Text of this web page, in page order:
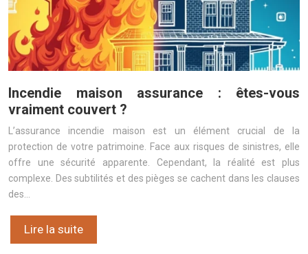
Incendie maison assurance : êtes-vous
vraiment couvert ?
L’assurance incendie maison est un élément crucial de la
protection de votre patrimoine. Face aux risques de sinistres, elle
offre une sécurité apparente. Cependant, la réalité est plus
complexe. Des subtilités et des pièges se cachent dans les clauses
des…
Lire la suite